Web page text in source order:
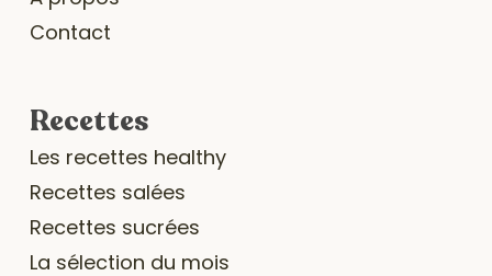
Contact
Recettes
Les recettes healthy
Recettes salées
Recettes sucrées
La sélection du mois